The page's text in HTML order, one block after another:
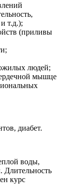
т.д.);
(приливы
людей;
мышце
диабет.
воды,
Длительность
курс